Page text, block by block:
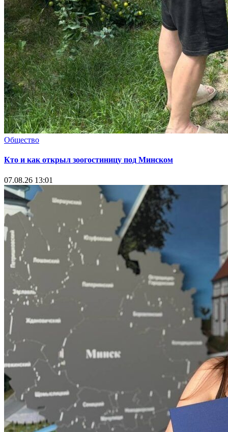
Общество
Кто и как открыл зоогостиницу под Минском
07.08.26 13:01